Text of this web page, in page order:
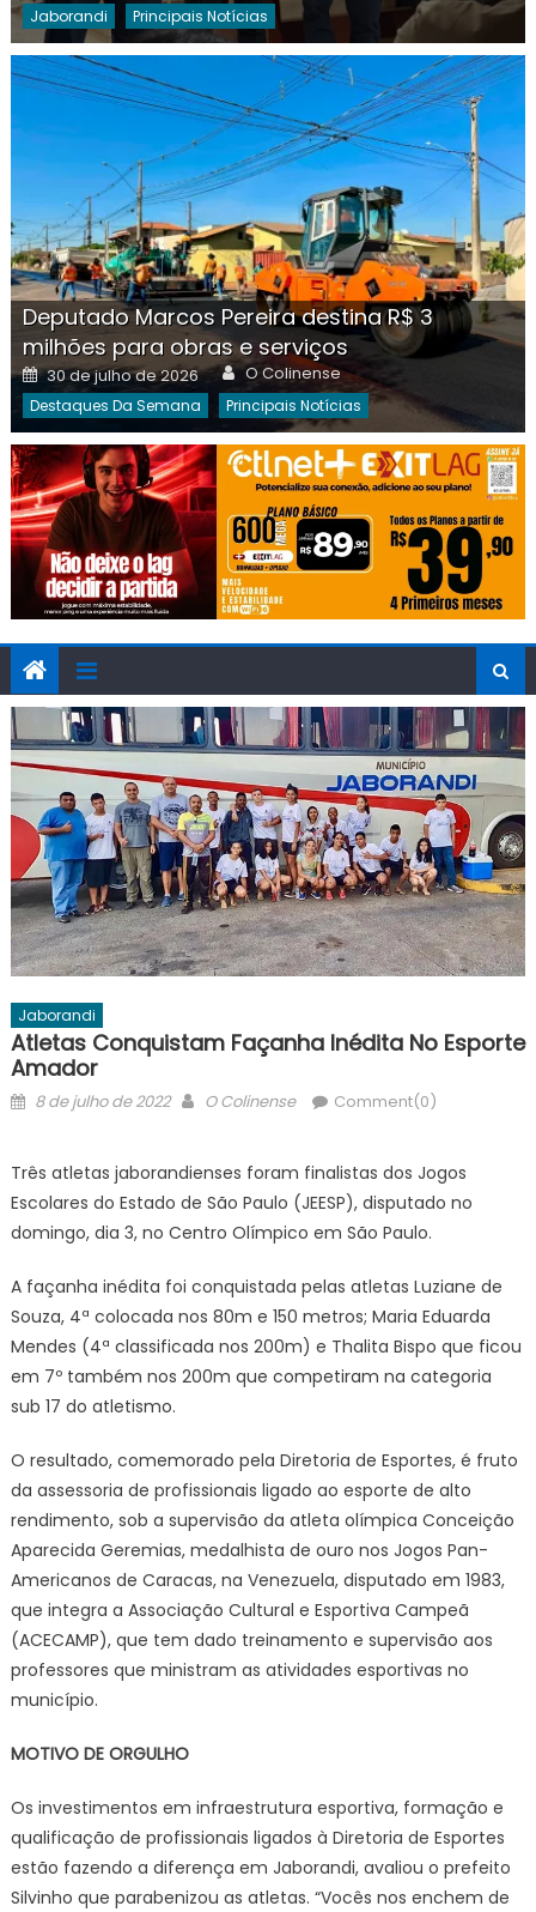
Jaborandi Principais Notícias
Deputado Marcos Pereira destina R$ 3
milhões para obras e serviços
Posted
on
30 de julho de 2026 Author
O Colinense
Destaques Da Semana Principais Notícias
Jaborandi
Atletas Conquistam Façanha Inédita No Esporte
Amador
Posted
8 de julho de 2022 Author
O Colinense Comment(0)
Três atletas jaborandienses foram finalistas dos Jogos
Escolares do Estado de São Paulo (JEESP), disputado no
domingo, dia 3, no Centro Olímpico em São Paulo.
A façanha inédita foi conquistada pelas atletas Luziane de
Souza, 4ª colocada nos 80m e 150 metros; Maria Eduarda
Mendes (4ª classificada nos 200m) e Thalita Bispo que ficou
em 7º também nos 200m que competiram na categoria
sub 17 do atletismo.
O resultado, comemorado pela Diretoria de Esportes, é fruto
da assessoria de profissionais ligado ao esporte de alto
rendimento, sob a supervisão da atleta olímpica Conceição
Aparecida Geremias, medalhista de ouro nos Jogos Pan-
Americanos de Caracas, na Venezuela, disputado em 1983,
que integra a Associação Cultural e Esportiva Campeã
(ACECAMP), que tem dado treinamento e supervisão aos
professores que ministram as atividades esportivas no
município.
MOTIVO DE ORGULHO
Os investimentos em infraestrutura esportiva, formação e
qualificação de profissionais ligados à Diretoria de Esportes
estão fazendo a diferença em Jaborandi, avaliou o prefeito
Silvinho que parabenizou as atletas. “Vocês nos enchem de